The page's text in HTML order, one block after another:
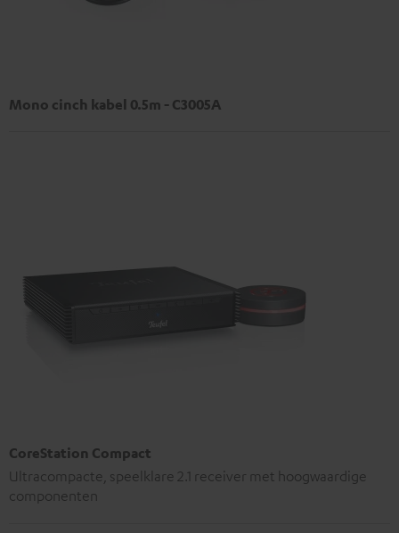
Mono cinch kabel 0.5m - C3005A
CoreStation Compact
Ultracompacte, speelklare 2.1 receiver met hoogwaardige
componenten